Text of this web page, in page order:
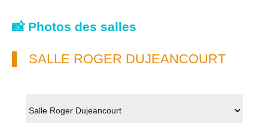
📸 Photos des salles
SALLE ROGER DUJEANCOURT